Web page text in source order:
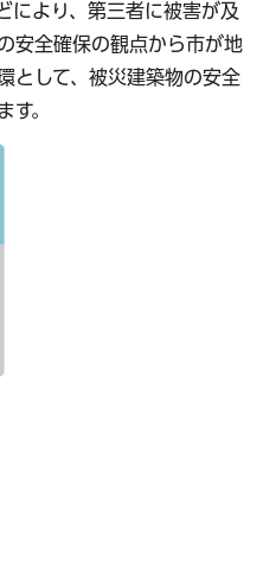
により、第三者に被害が及
安全確保の観点から市が地
として、被災建築物の安全
す。